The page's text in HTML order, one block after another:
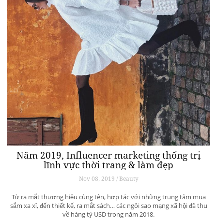
Năm 2019, Influencer marketing thống trị
lĩnh vực thời trang & làm đẹp
Nov 08, 2019 / Beauty
Từ ra mắt thương hiệu cùng tên, hợp tác với những trung tâm mua
sắm xa xỉ, đến thiết kế, ra mắt sách… các ngôi sao mạng xã hội đã thu
về hàng tỷ USD trong năm 2018.